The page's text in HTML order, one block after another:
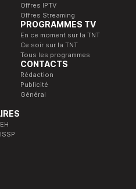
Offres IPTV
Offres Streaming
PROGRAMMES TV
En ce moment sur la TNT
Ce soir sur la TNT
Tous les programmes
CONTACTS
Rédaction
Publicité
Général